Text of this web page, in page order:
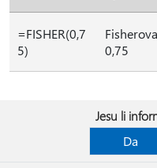
=FISHER(0,7
5)
0,75
Jesu li
Da